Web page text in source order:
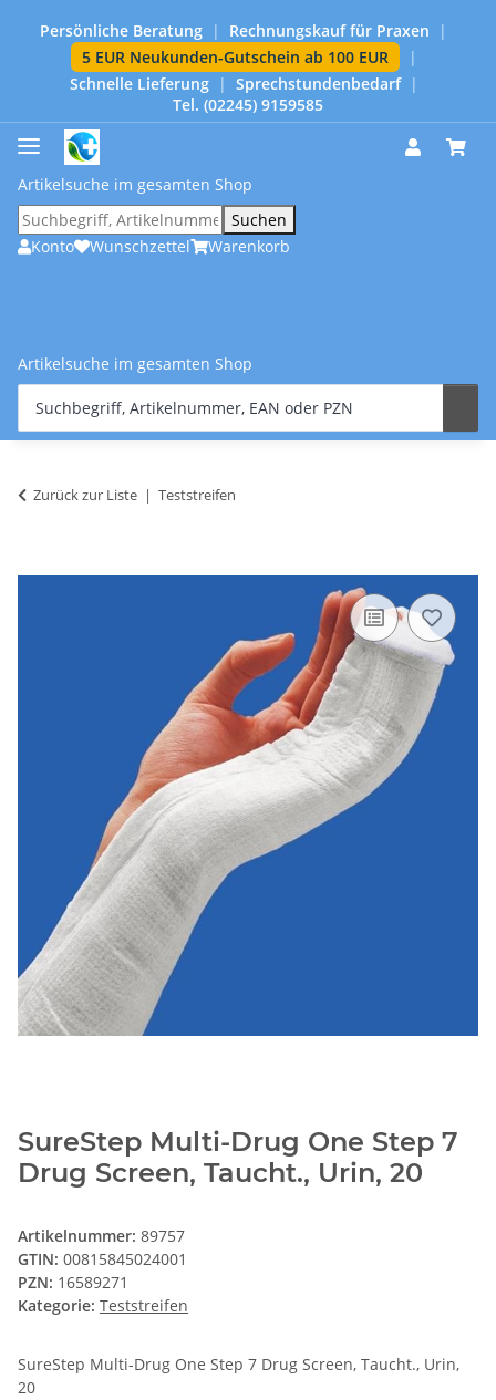
Persönliche Beratung | Rechnungskauf für Praxen
|
5 EUR Neukunden-Gutschein ab 100 EUR
|
Schnelle Lieferung
| Sprechstundenbedarf
|
Tel. (02245) 9159585
Artikelsuche im gesamten Shop
Suchen
Konto
Wunschzettel Warenkorb
Artikelsuche im gesamten Shop
Zurück zur Liste Teststreifen
SureStep Multi-Drug One Step 7
Drug Screen, Taucht., Urin, 20
Artikelnummer: 89757
GTIN: 00815845024001
PZN: 16589271
Kategorie: Teststreifen
SureStep Multi-Drug One Step 7 Drug Screen, Taucht., Urin,
20